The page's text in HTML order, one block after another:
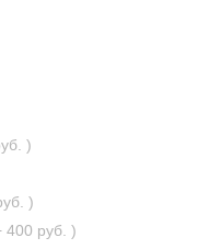
)
)
400 руб. )